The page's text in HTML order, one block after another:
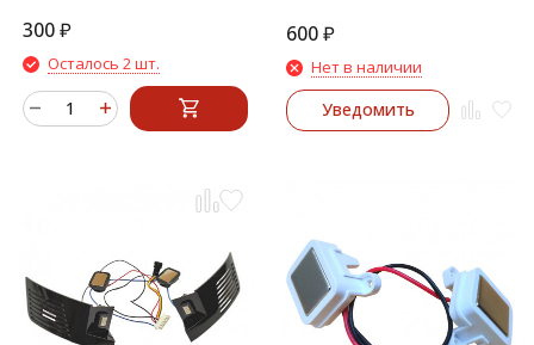
300₽
Осталось 2 шт.
600₽
Нет в наличии
Уведомить